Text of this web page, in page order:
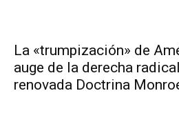
La «trumpización» de
auge de la derecha
renovada Doctrina